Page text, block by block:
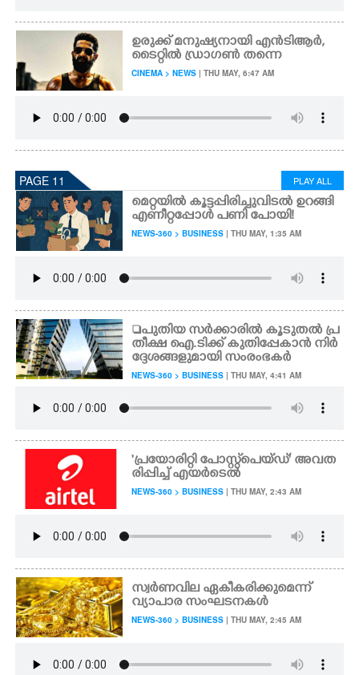
ഉരുക്ക് മനുഷ്യനായി എൻടിആർ,
ടൈറ്റിൽ ഡ്രാഗൺ തന്നെ
CINEMA > NEWS | THU MAY, 6:47 AM
PAGE 11 PLAY ALL
മെറ്റയിൽ കൂട്ടപ്പിരിച്ചുവിടൽ ഉറങ്ങി
എണീറ്റപ്പോൾ പണി പോയി!
NEWS-360 > BUSINESS | THU MAY, 1:35 AM
പുതിയ സർക്കാരിൽ കൂടുതൽ പ്ര
തീക്ഷ ഐ.ടിക്ക് കുതിപ്പേകാൻ നിർ
ദ്ദേശങ്ങളുമായി സംരംഭകർ
NEWS-360 > BUSINESS | THU MAY, 4:41 AM
'പ്രയോരിറ്റി പോസ്റ്റ്‌പെയ്ഡ്' അവത
രിപ്പിച്ച് എയർടെൽ
NEWS-360 > BUSINESS | THU MAY, 2:43 AM
സ്വർണവില ഏകീകരിക്കുമെന്ന്
വ്യാപാര സംഘടനകൾ
NEWS-360 > BUSINESS | THU MAY, 2:45 AM